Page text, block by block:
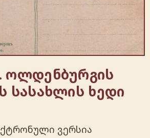
ოლდენბურგის
სასახლის ხედი
ვერსია